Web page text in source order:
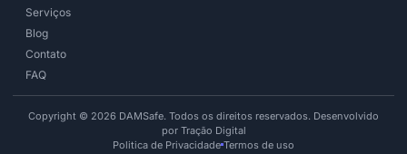
Serviços
Blog
Contato
FAQ
Copyright © 2026 DAMSafe. Todos os direitos reservados. Desenvolvido
por Tração Digital
Politica de Privacidade Termos de uso